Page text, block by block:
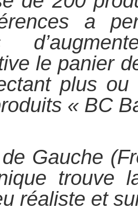
a
le panier
plus
« BC
Gauche
trouve
réaliste et